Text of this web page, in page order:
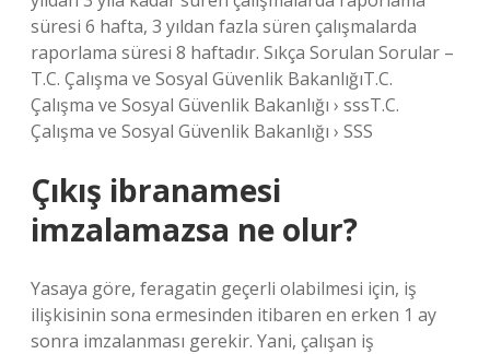
süresi 6 hafta, 3 yıldan fazla süren çalışmalarda
raporlama süresi 8 haftadır. Sıkça Sorulan Sorular –
T.C. Çalışma ve Sosyal Güvenlik BakanlığıT.C.
Çalışma ve Sosyal Güvenlik Bakanlığı › sssT.C.
Çalışma ve Sosyal Güvenlik Bakanlığı › SSS
Çıkış ibranamesi
imzalamazsa ne olur?
Yasaya göre, feragatin geçerli olabilmesi için, iş
ilişkisinin sona ermesinden itibaren en erken 1 ay
sonra imzalanması gerekir. Yani, çalışan iş